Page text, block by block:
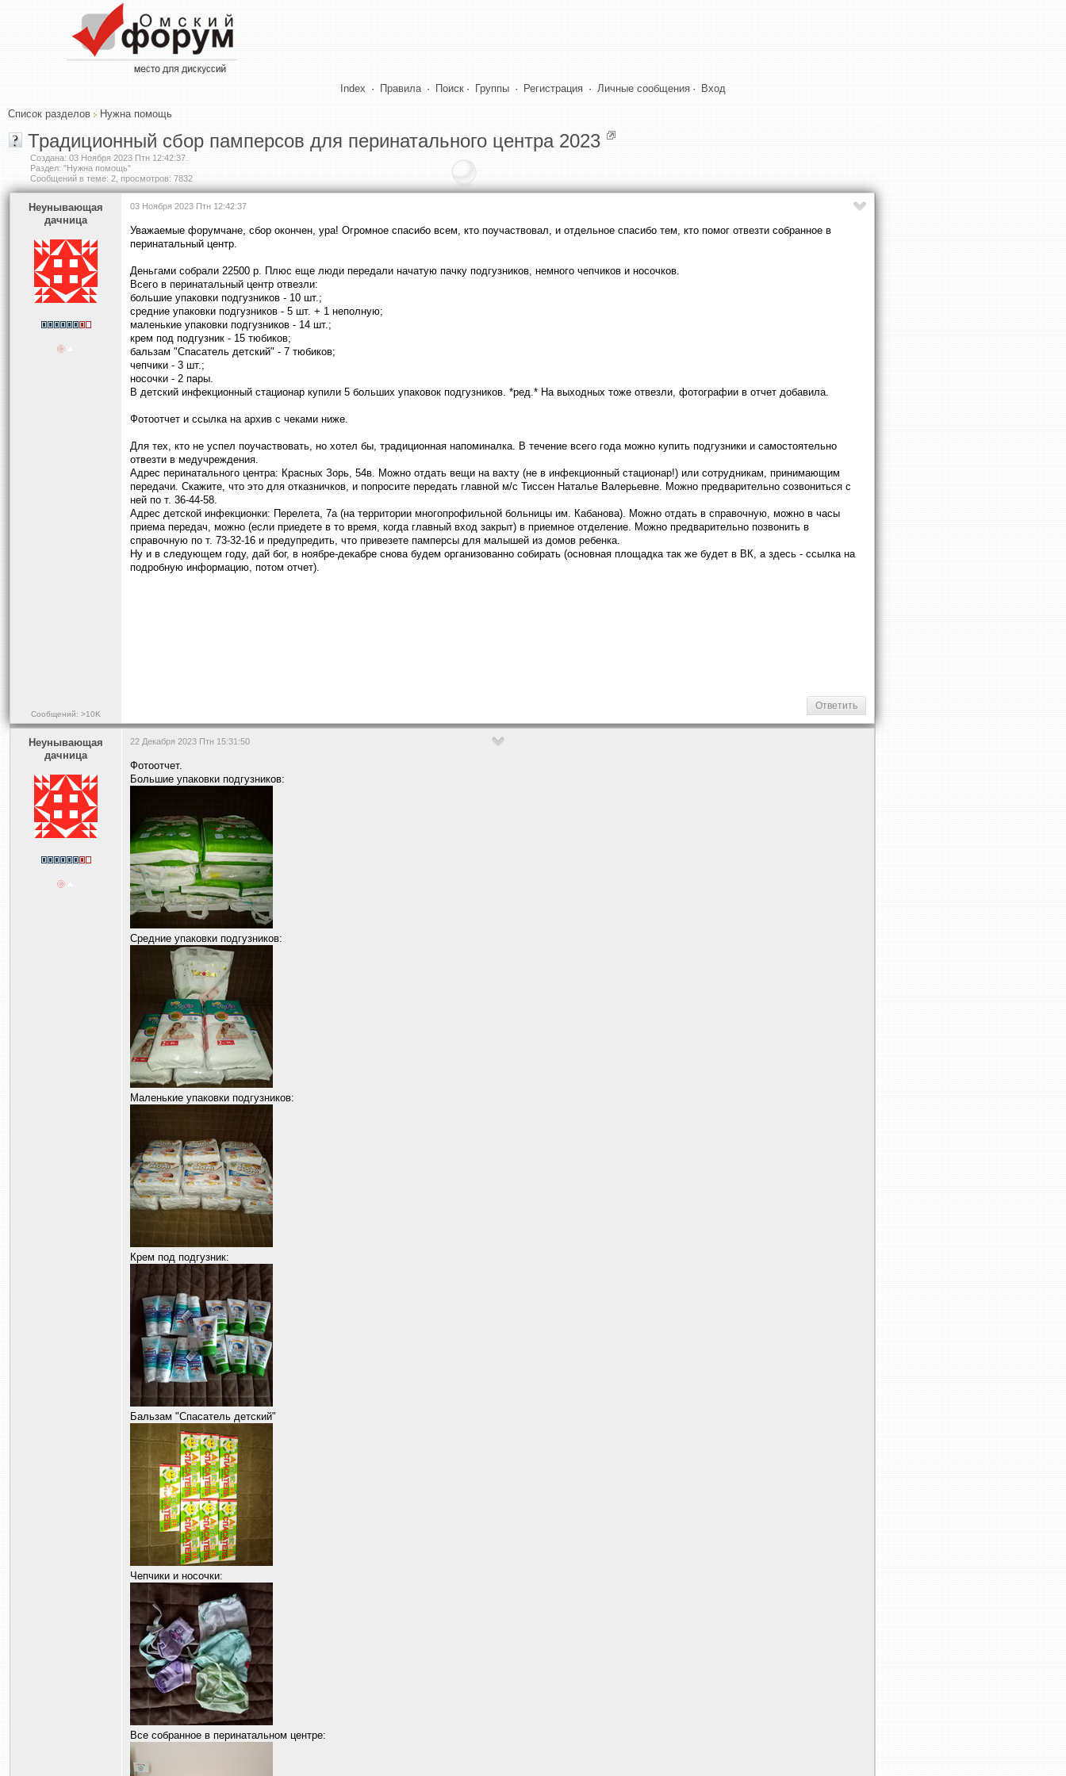
Index · Правила · Поиск · Группы · Регистрация · Личные сообщения · Вход
Список разделов Нужна помощь
Традиционный сбор памперсов для перинатального центра 2023
Создана: 03 Ноября 2023 Птн 12:42:37
Раздел: "Нужна помощь"
Сообщений в теме: 2, просмотров: 7832
Heyнывaющая
дaчницa
Сообщений: >10K
03 Ноября 2023 Птн 12:42:37
Уважаемые форумчане, сбор окончен, ура! Огромное спасибо всем, кто поучаствовал, и отдельное спасибо тем, кто помог отвезти собранное в
перинатальный центр.
Деньгами собрали 22500 р. Плюс еще люди передали начатую пачку подгузников, немного чепчиков и носочков.
Всего в перинатальный центр отвезли:
большие упаковки подгузников - 10 шт.;
средние упаковки подгузников - 5 шт. + 1 неполную;
маленькие упаковки подгузников - 14 шт.;
крем под подгузник - 15 тюбиков;
бальзам "Спасатель детский" - 7 тюбиков;
чепчики - 3 шт.;
носочки - 2 пары.
В детский инфекционный стационар купили 5 больших упаковок подгузников. *ред.* На выходных тоже отвезли, фотографии в отчет добавила.
Фотоотчет и ссылка на архив с чеками ниже.
Для тех, кто не успел поучаствовать, но хотел бы, традиционная напоминалка. В течение всего года можно купить подгузники и самостоятельно
отвезти в медучреждения.
Адрес перинатального центра: Красных Зорь, 54в. Можно отдать вещи на вахту (не в инфекционный стационар!) или сотрудникам, принимающим
передачи. Скажите, что это для отказничков, и попросите передать главной м/с Тиссен Наталье Валерьевне. Можно предварительно созвониться с
ней по т. 36-44-58.
Адрес детской инфекционки: Перелета, 7а (на территории многопрофильной больницы им. Кабанова). Можно отдать в справочную, можно в часы
приема передач, можно (если приедете в то время, когда главный вход закрыт) в приемное отделение. Можно предварительно позвонить в
справочную по т. 73-32-16 и предупредить, что привезете памперсы для малышей из домов ребенка.
Ну и в следующем году, дай бог, в ноябре-декабре снова будем организованно собирать (основная площадка так же будет в ВК, а здесь - ссылка на
подробную информацию, потом отчет).
Ответить
Heyнывaющая
дaчницa
22 Декабря 2023 Птн 15:31:50
Фотоотчет.
Большие упаковки подгузников:
Средние упаковки подгузников:
Маленькие упаковки подгузников:
Крем под подгузник:
Бальзам "Спасатель детский"
Чепчики и носочки:
Все собранное в перинатальном центре: